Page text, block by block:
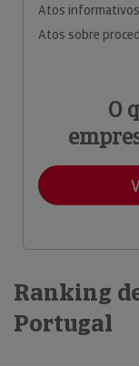
Atos informativos
Atos sobre
O
Ranking
Portugal